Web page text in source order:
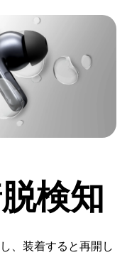
検知
、装着すると再開し